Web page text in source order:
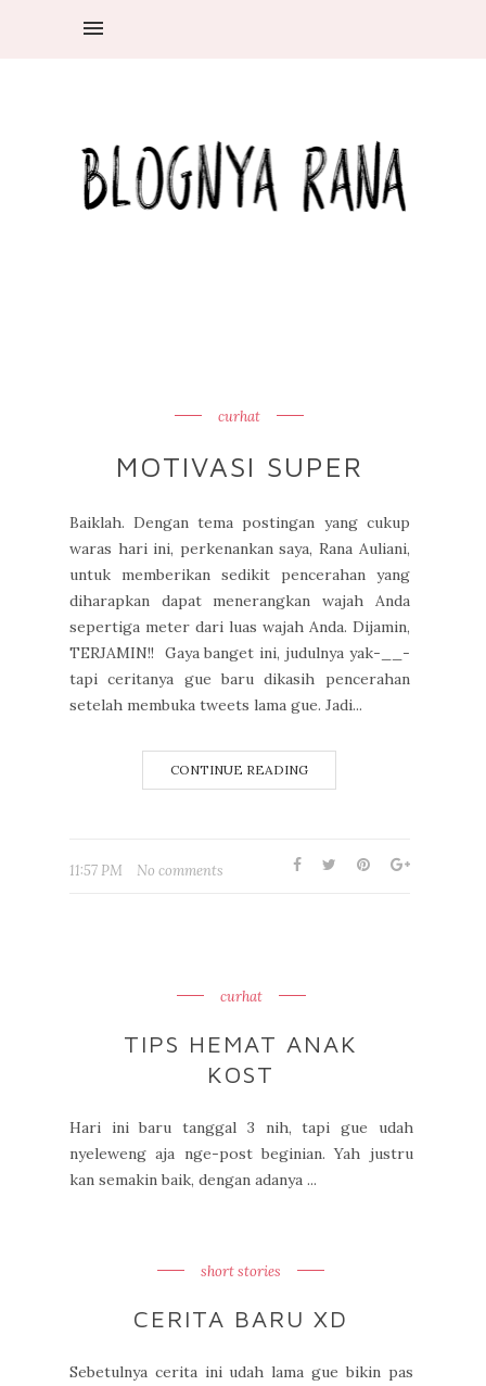
curhat
MOTIVASI SUPER
Baiklah. Dengan tema postingan yang cukup
waras hari ini, perkenankan saya, Rana Auliani,
untuk memberikan sedikit pencerahan yang
diharapkan dapat menerangkan wajah Anda
sepertiga meter dari luas wajah Anda. Dijamin,
TERJAMIN!! Gaya banget ini, judulnya yak-__-
tapi ceritanya gue baru dikasih pencerahan
setelah membuka tweets lama gue. Jadi...
CONTINUE READING
11:57 PM No comments
curhat
TIPS HEMAT ANAK
KOST
Hari ini baru tanggal 3 nih, tapi gue udah
nyeleweng aja nge-post beginian. Yah justru
kan semakin baik, dengan adanya ...
short stories
CERITA BARU XD
Sebetulnya cerita ini udah lama gue bikin pas